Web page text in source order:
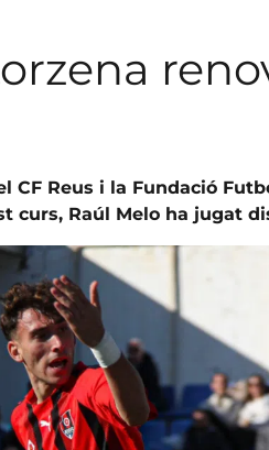
CF Reus i la Fundació
curs, Raúl Melo ha jugat